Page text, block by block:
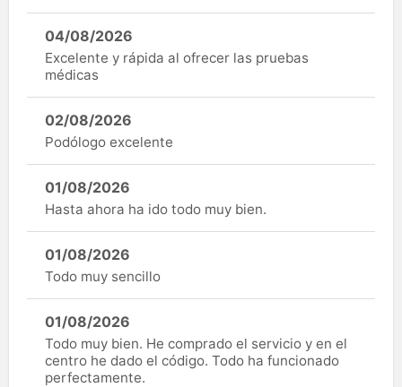
04/08/2026
Excelente y rápida al ofrecer las pruebas
médicas
02/08/2026
Podólogo excelente
01/08/2026
Hasta ahora ha ido todo muy bien.
01/08/2026
Todo muy sencillo
01/08/2026
Todo muy bien. He comprado el servicio y en el
centro he dado el código. Todo ha funcionado
perfectamente.